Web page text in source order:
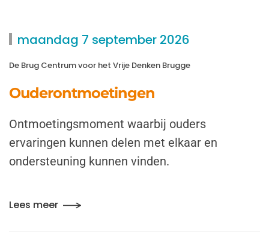
maandag 7 september 2026
De Brug Centrum voor het Vrije Denken Brugge
Ouderontmoetingen
Ontmoetingsmoment waarbij ouders
ervaringen kunnen delen met elkaar en
ondersteuning kunnen vinden.
Lees meer